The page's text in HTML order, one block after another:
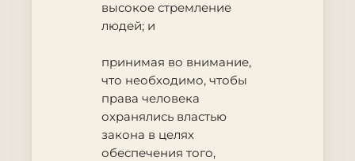
высокое стремление
людей; и
принимая во внимание,
что необходимо, чтобы
права человека
охранялись властью
закона в целях
обеспечения того,